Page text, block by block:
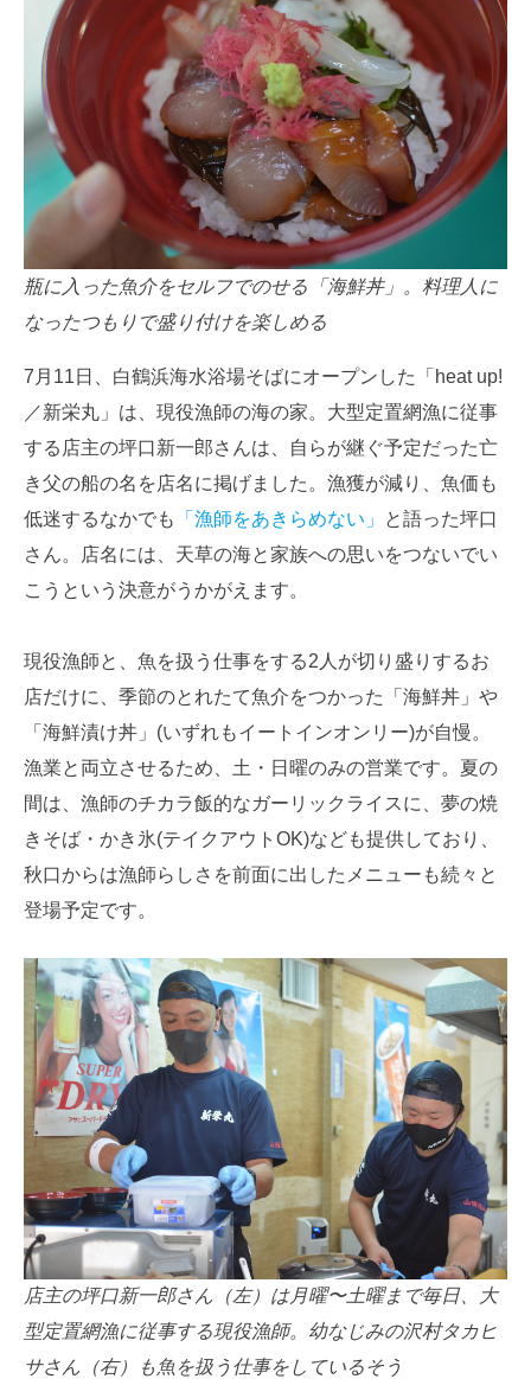
瓶に入った魚介をセルフでのせる「海鮮丼」。料理人に
なったつもりで盛り付けを楽しめる
7月11日、白鶴浜海水浴場そばにオープンした「heat up!
／新栄丸」は、現役漁師の海の家。大型定置網漁に従事
する店主の坪口新一郎さんは、自らが継ぐ予定だった亡
き父の船の名を店名に掲げました。漁獲が減り、魚価も
低迷するなかでも
「漁師をあきらめない」
と語った坪口
さん。店名には、天草の海と家族への思いをつないでい
こうという決意がうかがえます。
現役漁師と、魚を扱う仕事をする2人が切り盛りするお
店だけに、季節のとれたて魚介をつかった「海鮮丼」や
「海鮮漬け丼」(いずれもイートインオンリー)が自慢。
漁業と両立させるため、土・日曜のみの営業です。夏の
間は、漁師のチカラ飯的なガーリックライスに、夢の焼
きそば・かき氷(テイクアウトOK)なども提供しており、
秋口からは漁師らしさを前面に出したメニューも続々と
登場予定です。
店主の坪口新一郎さん（左）は月曜〜土曜まで毎日、大
型定置網漁に従事する現役漁師。幼なじみの沢村タカヒ
サさん（右）も魚を扱う仕事をしているそう